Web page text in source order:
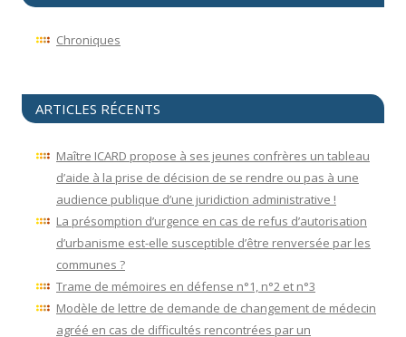
Chroniques
ARTICLES RÉCENTS
Maître ICARD propose à ses jeunes confrères un tableau
d’aide à la prise de décision de se rendre ou pas à une
audience publique d’une juridiction administrative !
La présomption d’urgence en cas de refus d’autorisation
d’urbanisme est-elle susceptible d’être renversée par les
communes ?
Trame de mémoires en défense n°1, n°2 et n°3
Modèle de lettre de demande de changement de médecin
agréé en cas de difficultés rencontrées par un